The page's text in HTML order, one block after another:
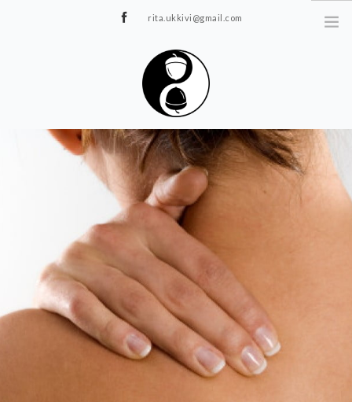
rita.ukkivi@gmail.com
STUUDIOST
TUNNIPLAAN
JOOGA/PILATES
TERAAPIA
ÜRITUSED
TIIMIDELE
KONTAKT